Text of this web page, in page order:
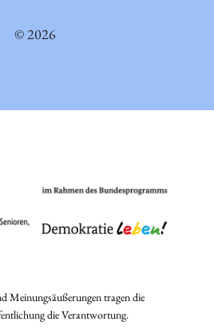
© 2026
Meinungsäußerungen tragen die
die Verantwortung.